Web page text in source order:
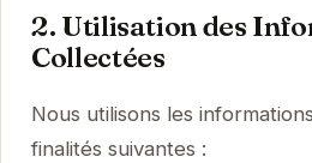
2. Utilisation des
Collectées
Nous utilisons les
finalités suivantes :